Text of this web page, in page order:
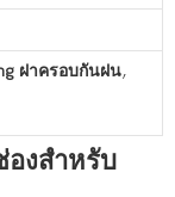
ฝาครอบกันฝน,
งสำหรับ